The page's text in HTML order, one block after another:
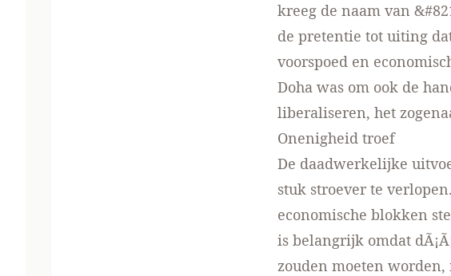
kreeg de naam van
de pretentie tot uiting
voorspoed en
Doha was om ook de
liberaliseren, het
Onenigheid troef
De daadwerkelijke
stuk stroever te
economische blokken
is belangrijk omdat
zouden moeten